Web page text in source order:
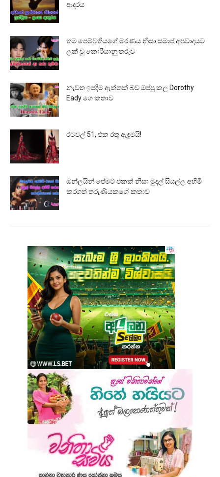
ආදරය
තම පෙම්වතියගේ මරණය නිසා සමාජ අපවාදයට
ලක් වූ කොරියානු තරුව
නැවත ඉපදීම ඇත්තක් බව ඔප්පු කල Dorothy
Eady ගෙ කතාව
රටවල් 51, එක රතු ඇඳුමයි!
ඔන්ලයින් පේමට් එකක් නිසා මුදල් සියල්ල අහිමි
කරගත් තරුණියකගේ කතාව